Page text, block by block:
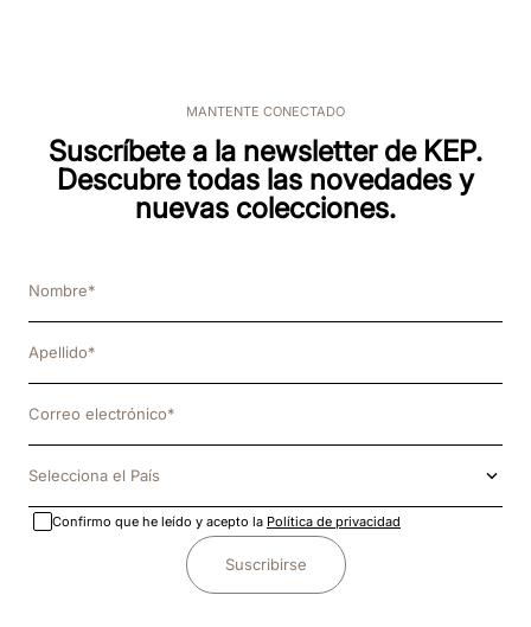
MANTENTE CONECTADO
Suscríbete a la newsletter de KEP.
Descubre todas las novedades y
nuevas colecciones.
Selecciona el País
Confirmo que he leído y acepto la Política de privacidad
Suscribirse